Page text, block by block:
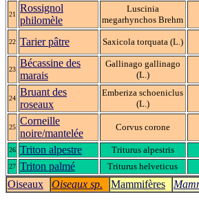
21
Rossignol
philomèle
Luscinia
megarhynchos Brehm
22 Tarier pâtre Saxicola torquata (L.)
23
Bécassine des
marais
Gallinago gallinago
(L.)
24
Bruant des
roseaux
Emberiza schoeniclus
(L.)
25
Corneille
noire/mantelée
Corvus corone
26 Triton alpestre Triturus alpestris
27 Triton palmé Triturus helveticus
Oiseaux Oiseaux sp. Mammifères